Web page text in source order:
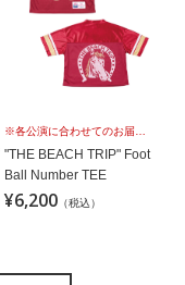
"THE BEACH TRIP" Foot
Ball Number TEE
¥6,200 （税込）